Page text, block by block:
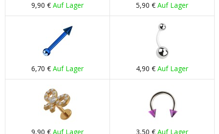
9,90 € Auf Lager 5,90 € Auf Lager
6,70 € Auf Lager 4,90 € Auf Lager
9,90 € Auf Lager 3,50 € Auf Lager